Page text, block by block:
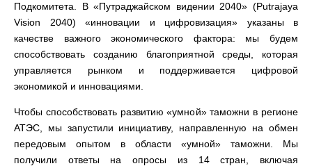
Подкомитета. В «Путраджайском видении 2040» (Putrajaya
Vision 2040) «инновации и цифровизация» указаны в
качестве важного экономического фактора: мы будем
способствовать созданию благоприятной среды, которая
управляется рынком и поддерживается цифровой
экономикой и инновациями.
Чтобы способствовать развитию «умной» таможни в регионе
АТЭС, мы запустили инициативу, направленную на обмен
передовым опытом в области «умной» таможни. Мы
получили ответы на опросы из 14 стран, включая